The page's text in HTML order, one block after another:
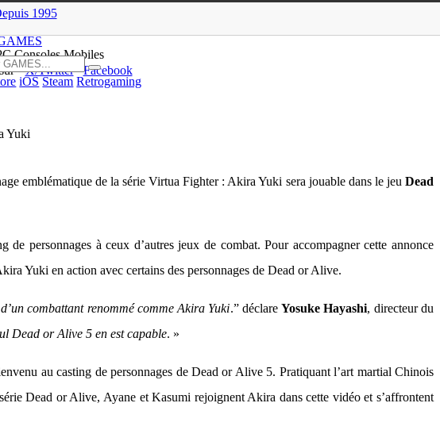
1995
Consoles Mobiles
iOS Steam Retrogaming
X/Twitter
Facebook
Yuki
emblématique de la série Virtua Fighter : Akira Yuki sera jouable dans le jeu Dead
personnages à ceux d’autres jeux de combat. Pour accompagner cette annonce
Yuki en action avec certains des personnages de Dead or Alive.
combattant renommé comme Akira Yuki.” déclareYosuke Hayashi, directeur du
Dead or Alive 5 en est capable. »
au casting de personnages de Dead or Alive 5. Pratiquant l’art martial Chinois
Dead or Alive, Ayane et Kasumi rejoignent Akira dans cette vidéo et s’affrontent